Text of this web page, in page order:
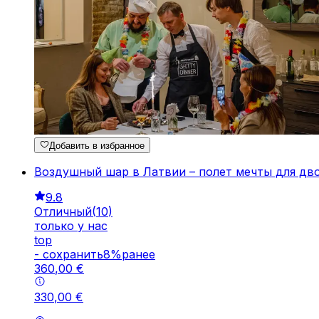
Добавить в избранное
Воздушный шар в Латвии – полет мечты для
9.8
Отличный(10)
только у нас
top
- cохранить8%ранее
360,00 €
330,00 €